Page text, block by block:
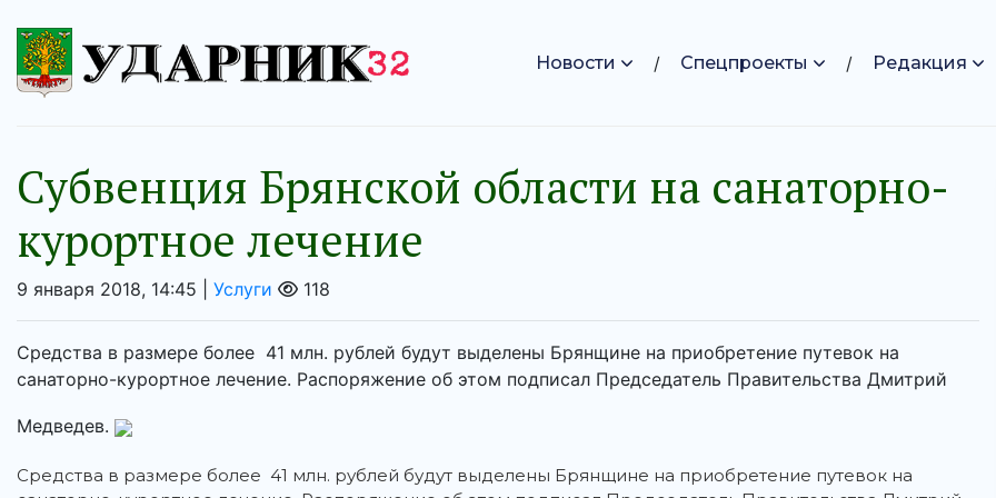
Новости Спецпроекты Редакция
Субвенция Брянской области на санаторно-
курортное лечение
9 января 2018, 14:45 | Услуги 118
Средства в размере более 41 млн. рублей будут выделены Брянщине на приобретение путевок на
санаторно-курортное лечение. Распоряжение об этом подписал Председатель Правительства Дмитрий
Медведев.
Средства в размере более 41 млн. рублей будут выделены Брянщине на приобретение путевок на